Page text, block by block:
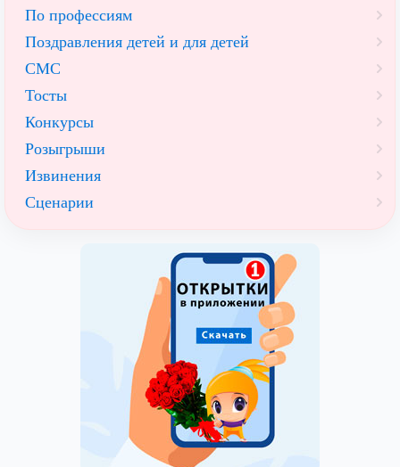
По профессиям
Поздравления детей и для детей
СМС
Тосты
Конкурсы
Розыгрыши
Извинения
Сценарии